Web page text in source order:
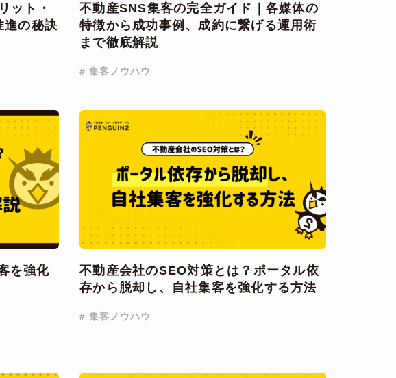
ット・
進の秘訣
不動産SNS集客の完全ガイド｜各媒体の
特徴から成功事例、成約に繋げる運用術
まで徹底解説
# 集客ノウハウ
を強化
不動産会社のSEO対策とは？ポータル依
存から脱却し、自社集客を強化する方法
# 集客ノウハウ